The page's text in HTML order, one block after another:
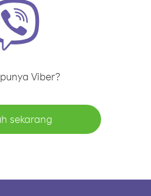
Viber?
sekarang